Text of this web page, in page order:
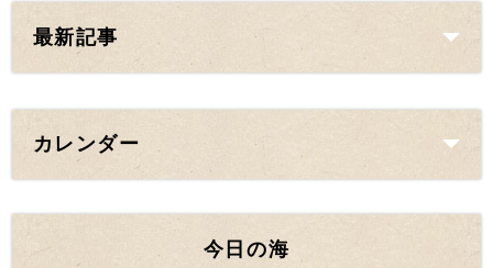
最新記事
カレンダー
今日の海